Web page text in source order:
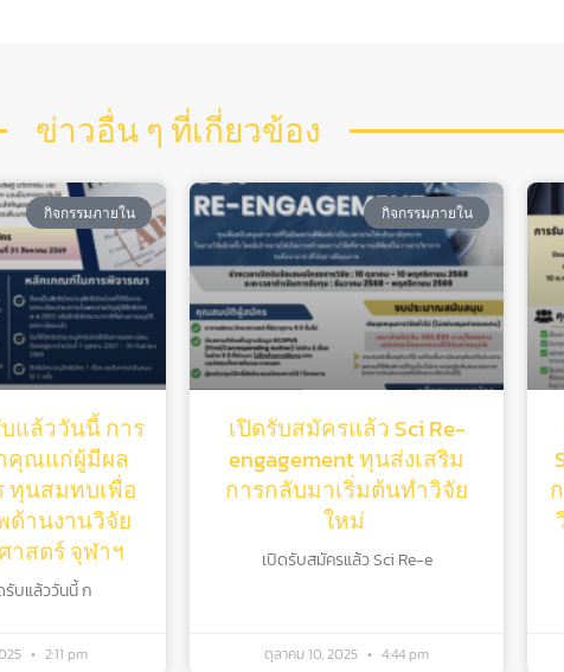
ข่าวอื่น ๆ ที่เกี่ยวข้อง
กิจกรรมภายใน
แล้ววันนี้ การ
คุณแก่ผู้มีผล
ทุนสมทบเพื่อ
ด้านงานวิจัย
สตร์ จุฬาฯ
รับแล้ววันนี้ ก
2:11 pm
กิจกรรมภายใน
เปิดรับสมัครแล้ว Sci Re-
engagement ทุนส่งเสริม
การกลับมาเริ่มต้นทําวิจัย
ใหม่
เปิดรับสมัครแล้ว Sci Re-e
ตุลาคม 10, 2025 4:44 pm